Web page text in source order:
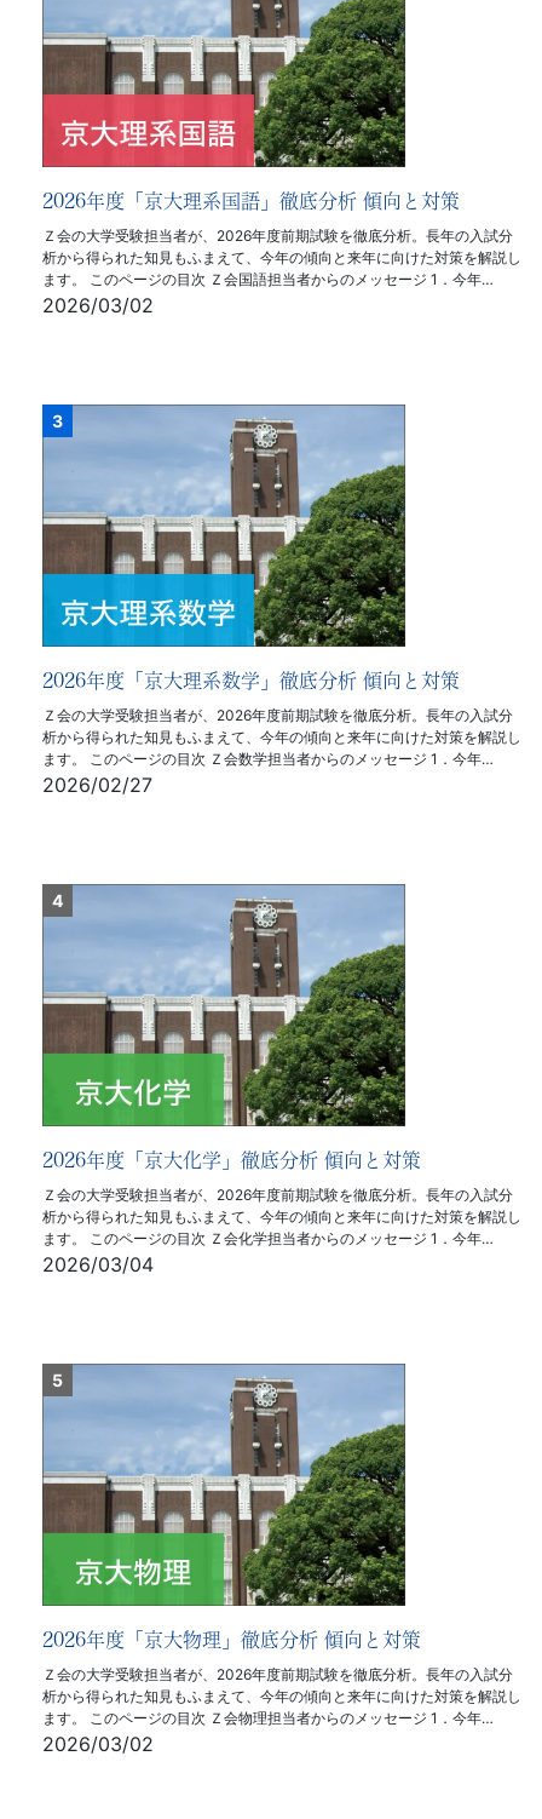
2026年度「京大理系国語」徹底分析 傾向と対策
Ｚ会の大学受験担当者が、2026年度前期試験を徹底分析。長年の入試分
析から得られた知見もふまえて、今年の傾向と来年に向けた対策を解説し
ます。 このページの目次 Ｚ会国語担当者からのメッセージ 1．今年…
2026/03/02
2026年度「京大理系数学」徹底分析 傾向と対策
Ｚ会の大学受験担当者が、2026年度前期試験を徹底分析。長年の入試分
析から得られた知見もふまえて、今年の傾向と来年に向けた対策を解説し
ます。 このページの目次 Ｚ会数学担当者からのメッセージ 1．今年…
2026/02/27
2026年度「京大化学」徹底分析 傾向と対策
Ｚ会の大学受験担当者が、2026年度前期試験を徹底分析。長年の入試分
析から得られた知見もふまえて、今年の傾向と来年に向けた対策を解説し
ます。 このページの目次 Ｚ会化学担当者からのメッセージ 1．今年…
2026/03/04
2026年度「京大物理」徹底分析 傾向と対策
Ｚ会の大学受験担当者が、2026年度前期試験を徹底分析。長年の入試分
析から得られた知見もふまえて、今年の傾向と来年に向けた対策を解説し
ます。 このページの目次 Ｚ会物理担当者からのメッセージ 1．今年…
2026/03/02